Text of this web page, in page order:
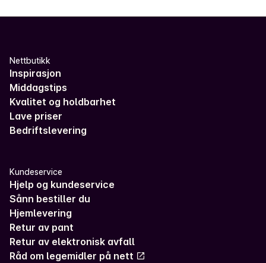
Nettbutikk
Inspirasjon
Middagstips
Kvalitet og holdbarhet
Lave priser
Bedriftslevering
Kundeservice
Hjelp og kundeservice
Sånn bestiller du
Hjemlevering
Retur av pant
Retur av elektronisk avfall
Råd om legemidler på nett